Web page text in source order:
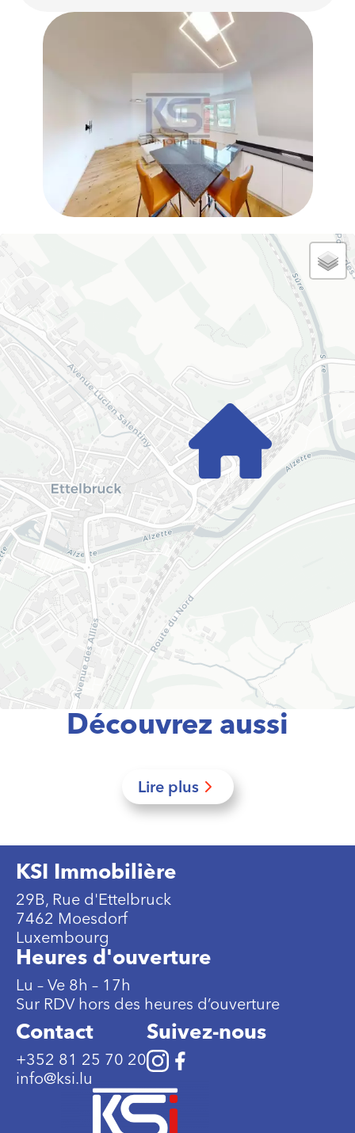
Découvrez aussi
Lire plus
KSI Immobilière
29B, Rue d'Ettelbruck
7462 Moesdorf
Luxembourg
Heures d'ouverture
Lu – Ve 8h – 17h
Sur RDV hors des heures d’ouverture
Contact
+352 81 25 70 20
info@ksi.lu
Suivez-nous